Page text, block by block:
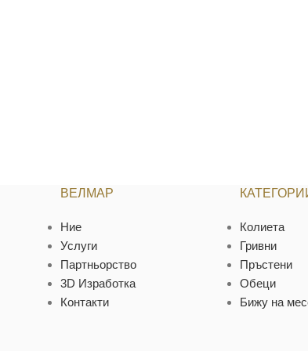
ВЕЛМАР
Ние
Услуги
Партньорство
3D Изработка
Контакти
Колиета
Гривни
Пръстени
Обеци
Бижу на